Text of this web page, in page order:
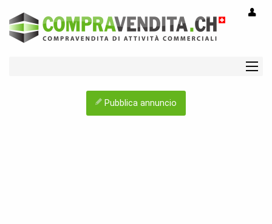
Pubblica annuncio